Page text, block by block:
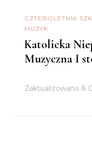
CZTEROLETNIA
MUZYK
Katolicka
Muzyczna I
Zaktualizowano 8